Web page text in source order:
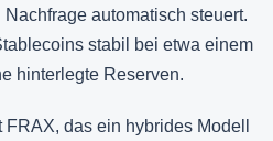
automatisch steuert.
stabil bei etwa einem
hinterlegte Reserven.
das ein hybrides Modell